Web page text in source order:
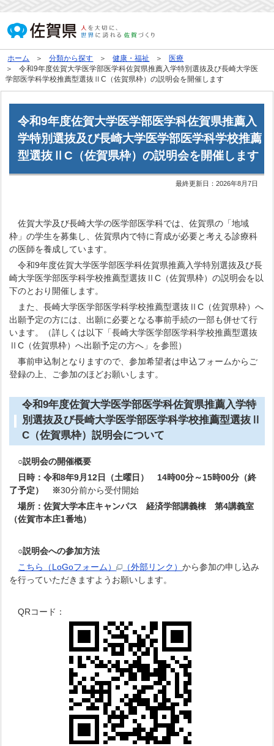
ホーム 分類から探す 健康・福祉
医療
令和9年度佐賀大学医学部医学科佐賀県推薦入学特別選抜及び長崎大学医
学部医学科学校推薦型選抜ⅡC（佐賀県枠）の説明会を開催します
令和9年度佐賀大学医学部医学科佐賀県推薦入
学特別選抜及び長崎大学医学部医学科学校推薦
型選抜ⅡC（佐賀県枠）の説明会を開催します
最終更新日：2026年8月7日
佐賀大学及び長崎大学の医学部医学科では、佐賀県の「地域
枠」の学生を募集し、佐賀県内で特に育成が必要と考える診療科
の医師を養成しています。
令和9年度佐賀大学医学部医学科佐賀県推薦入学特別選抜及び長
崎大学医学部医学科学校推薦型選抜ⅡC（佐賀県枠）の説明会を以
下のとおり開催します。
また、長崎大学医学部医学科学校推薦型選抜ⅡC（佐賀県枠）へ
出願予定の方には、出願に必要となる事前手続の一部も併せて行
います。（詳しくは以下「長崎大学医学部医学科学校推薦型選抜
ⅡC（佐賀県枠）へ出願予定の方へ」を参照）
事前申込制となりますので、参加希望者は申込フォームからご
登録の上、ご参加のほどお願いします。
令和9年度佐賀大学医学部医学科佐賀県推薦入学特
別選抜及び長崎大学医学部医学科学校推薦型選抜Ⅱ
C（佐賀県枠）説明会について
○説明会の開催概要
日時：令和8年9月12日（土曜日） 14時00分～15時00分（終
了予定） ※30分前から受付開始
場所：佐賀大学本庄キャンパス 経済学部講義棟 第4講義室
（佐賀市本庄1番地）
○説明会への参加方法
こちら（LoGoフォーム）
（外部リンク）から参加の申し込み
を行っていただきますようお願いします。
QRコード：